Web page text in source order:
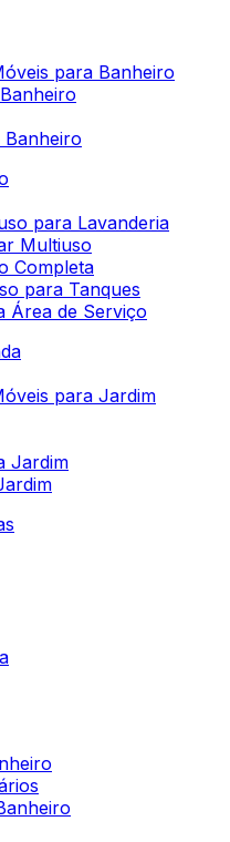
para Banheiro
Banheiro
para Lavanderia
Multiuso
Completa
para Tanques
Área de Serviço
para Jardim
Jardim